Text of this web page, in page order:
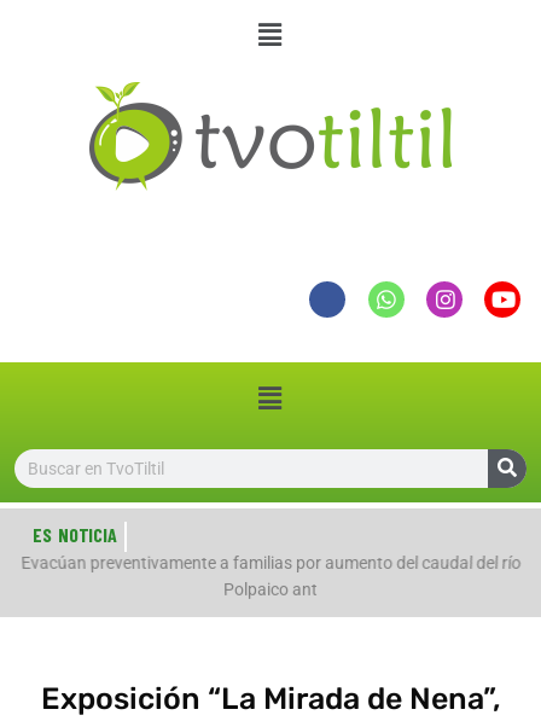
ES NOTICIA
Evacúan preventivamente a familias por aumento del caudal del río
Polpaico ant
Exposición “La Mirada de Nena”,